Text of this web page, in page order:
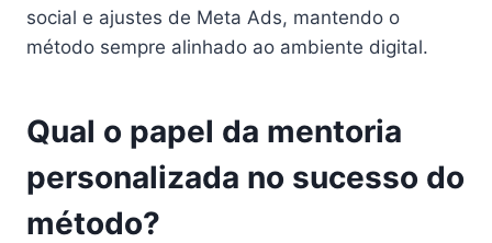
social e ajustes de Meta Ads, mantendo o
método sempre alinhado ao ambiente digital.
Qual o papel da mentoria
personalizada no sucesso do
método?